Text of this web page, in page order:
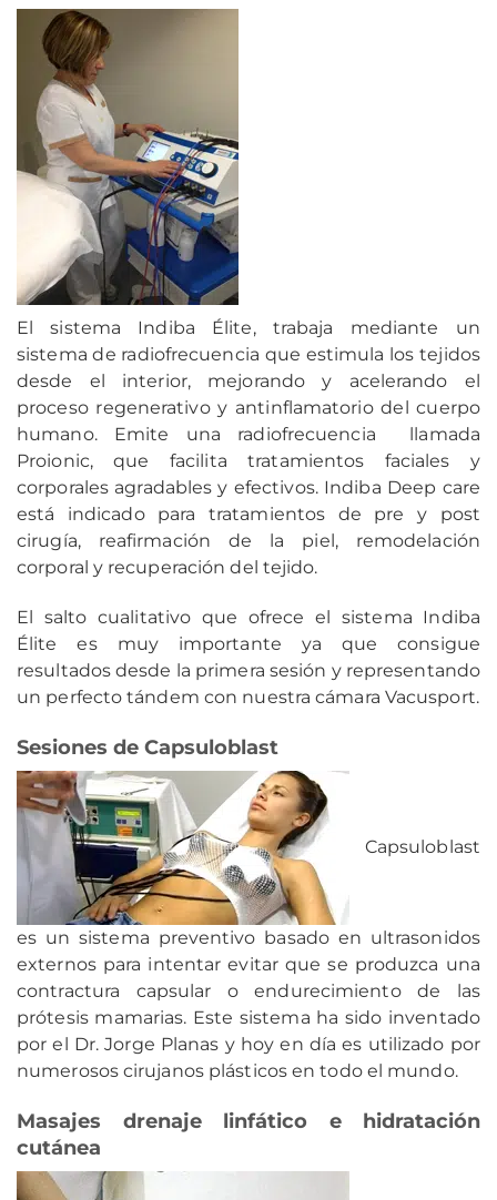
El sistema Indiba Élite, trabaja mediante un
sistema de radiofrecuencia que estimula los tejidos
desde el interior, mejorando y acelerando el
proceso regenerativo y antinflamatorio del cuerpo
humano. Emite una radiofrecuencia llamada
Proionic, que facilita tratamientos faciales y
corporales agradables y efectivos. Indiba Deep care
está indicado para tratamientos de pre y post
cirugía, reafirmación de la piel, remodelación
corporal y recuperación del tejido.
El salto cualitativo que ofrece el sistema Indiba
Élite es muy importante ya que consigue
resultados desde la primera sesión y representando
un perfecto tándem con nuestra cámara Vacusport.
Sesiones de Capsuloblast
Capsuloblast
es un sistema preventivo basado en ultrasonidos
externos para intentar evitar que se produzca una
contractura capsular o endurecimiento de las
prótesis mamarias. Este sistema ha sido inventado
por el Dr. Jorge Planas y hoy en día es utilizado por
numerosos cirujanos plásticos en todo el mundo.
Masajes drenaje linfático e hidratación
cutánea